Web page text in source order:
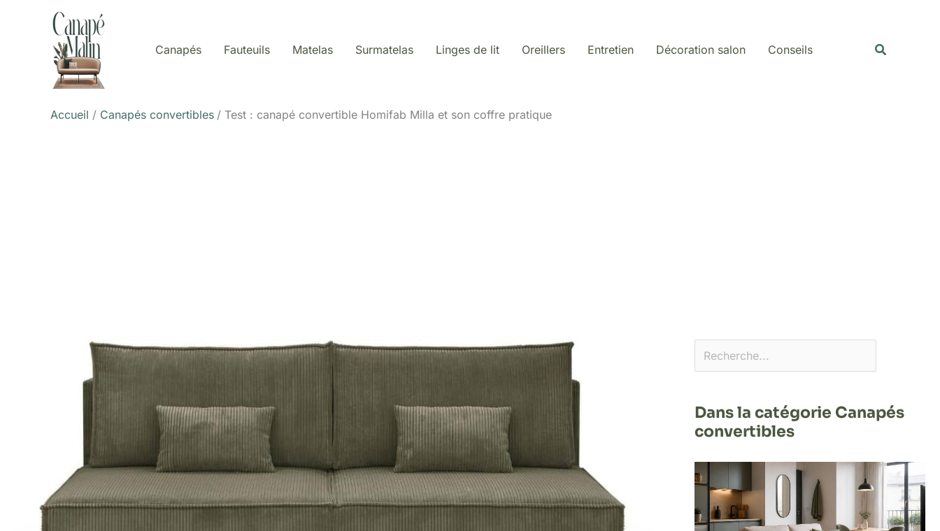
Canapés Fauteuils Matelas Surmatelas Linges de lit Oreillers Entretien Décoration salon Conseils
Accueil Canapés convertibles Test : canapé convertible Homifab Milla et son coffre pratique
Dans la catégorie Canapés
convertibles